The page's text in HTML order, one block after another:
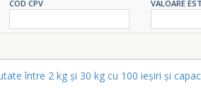
COD CPV VALOARE
între 2 kg și 30 kg cu 100 ieșiri și